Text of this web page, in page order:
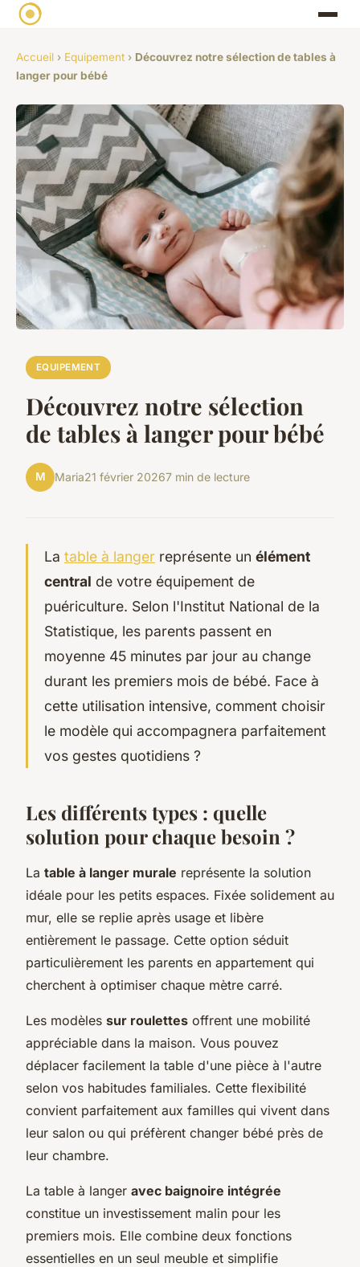
Accueil › Equipement › Découvrez notre sélection de tables à
langer pour bébé
EQUIPEMENT
Découvrez notre sélection
de tables à langer pour bébé
M Maria21 février 20267 min de lecture
La table à langer représente un élément
central de votre équipement de
puériculture. Selon l'Institut National de la
Statistique, les parents passent en
moyenne 45 minutes par jour au change
durant les premiers mois de bébé. Face à
cette utilisation intensive, comment choisir
le modèle qui accompagnera parfaitement
vos gestes quotidiens ?
Les différents types : quelle
solution pour chaque besoin ?
La table à langer murale représente la solution
idéale pour les petits espaces. Fixée solidement au
mur, elle se replie après usage et libère
entièrement le passage. Cette option séduit
particulièrement les parents en appartement qui
cherchent à optimiser chaque mètre carré.
Les modèles sur roulettes offrent une mobilité
appréciable dans la maison. Vous pouvez
déplacer facilement la table d'une pièce à l'autre
selon vos habitudes familiales. Cette flexibilité
convient parfaitement aux familles qui vivent dans
leur salon ou qui préfèrent changer bébé près de
leur chambre.
La table à langer avec baignoire intégrée
constitue un investissement malin pour les
premiers mois. Elle combine deux fonctions
essentielles en un seul meuble et simplifie